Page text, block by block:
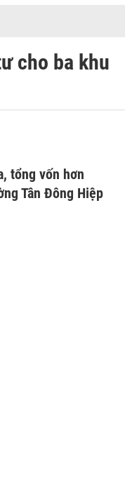
cho ba khu
tổng vốn hơn
Tân Đông Hiệp